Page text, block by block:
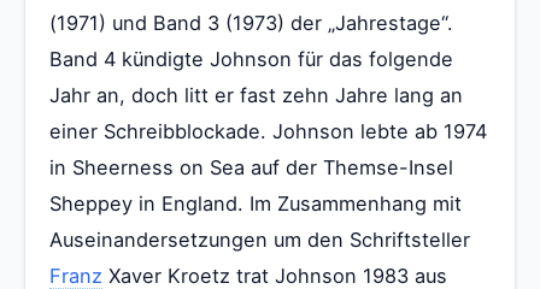
(1971) und Band 3 (1973) der „Jahrestage“.
Band 4 kündigte Johnson für das folgende
Jahr an, doch litt er fast zehn Jahre lang an
einer Schreibblockade. Johnson lebte ab 1974
in Sheerness on Sea auf der Themse-Insel
Sheppey in England. Im Zusammenhang mit
Auseinandersetzungen um den Schriftsteller
Franz Xaver Kroetz trat Johnson 1983 aus